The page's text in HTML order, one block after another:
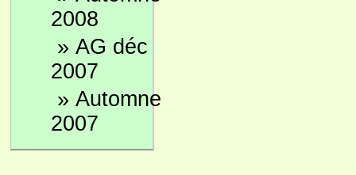
2008
» AG déc
2007
» Automne
2007